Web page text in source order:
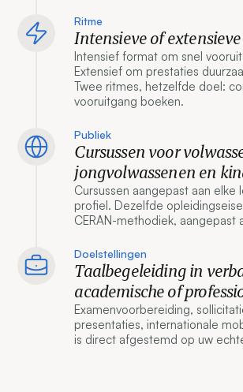
Ritme
Intensieve of
Intensief format om snel
Extensief om prestaties
Twee ritmes, hetzelfde doel:
vooruitgang boeken.
Publiek
Cursussen voor
jongvolwassenen en
Cursussen aangepast aan elke
profiel. Dezelfde
CERAN-methodiek, aangepast
Doelstellingen
Taalbegeleiding in
academische of
Examenvoorbereiding,
presentaties, internationale
is direct afgestemd op uw